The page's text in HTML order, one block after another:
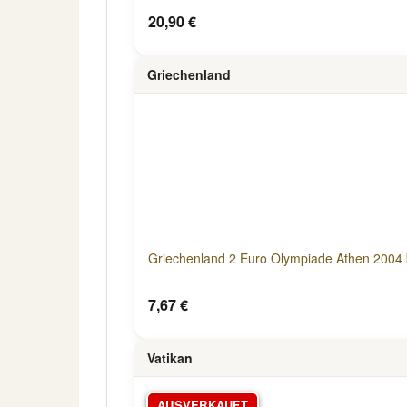
20,90 €
Griechenland
Griechenland 2 Euro Olympiade Athen 2004
7,67 €
Vatikan